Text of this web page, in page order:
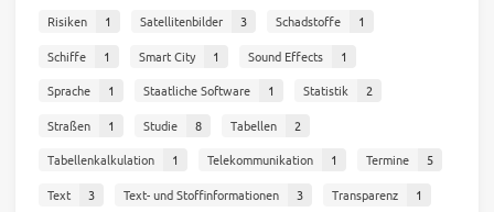
Risiken
1 Satellitenbilder 3 Schadstoffe
1
Schiffe
1 Smart City 1 Sound Effects
1
Sprache
1 Staatliche Software 1 Statistik
2
Straßen
1 Studie 8 Tabellen
2
Tabellenkalkulation
1 Telekommunikation 1 Termine
5
Text
3 Text- und Stoffinformationen 3 Transparenz
1